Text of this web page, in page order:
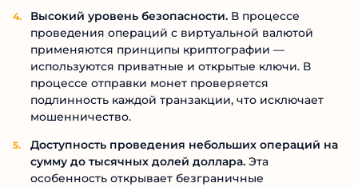
Высокий уровень безопасности. В процессе
проведения операций с виртуальной валютой
применяются принципы криптографии —
используются приватные и открытые ключи. В
процессе отправки монет проверяется
подлинность каждой транзакции, что исключает
мошенничество.
Доступность проведения небольших операций на
сумму до тысячных долей доллара. Эта
особенность открывает безграничные